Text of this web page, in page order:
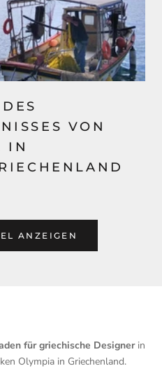
VON
IN
ANZEIGEN
für griechische Designerin
Olympia in Griechenland.